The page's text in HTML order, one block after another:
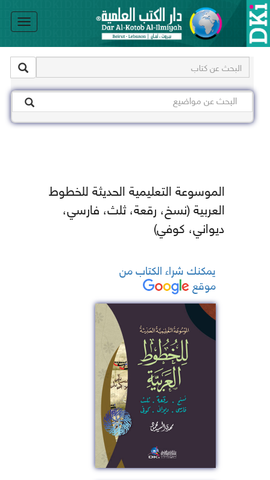
الموسوعة التعليمية الحديثة للخطوط
العربية (نسخ، رقعة، ثلث، فارسي،
ديواني، كوفي)
يمكنك شراء الكتاب من
موقع